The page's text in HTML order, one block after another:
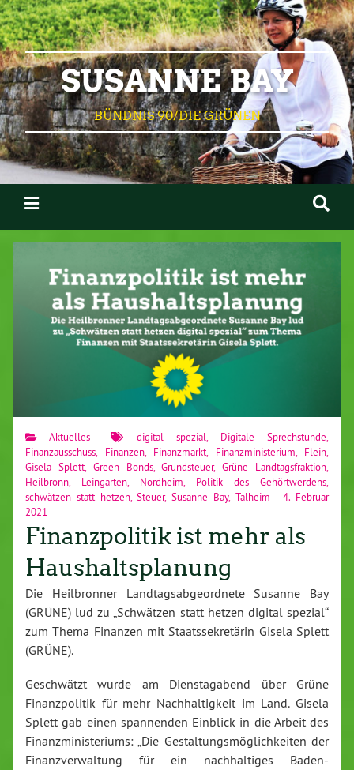
SUSANNE BAY
BÜNDNIS 90/DIE GRÜNEN
Aktuelles digital spezial Digitale Sprechstunde
Finanzausschuss
Finanzen, Finanzmarkt Finanzministerium Flein
Gisela Splett, Green Bonds,Grundsteuer,Grüne Landtagsfraktion
Heilbronn
Leingarten Nordheim Politik des Gehörtwerdens
schwätzen statt hetzen,Steuer, Susanne Bay, Talheim
4. Februar
2021
Finanzpolitik ist mehr als
Haushaltsplanung
Die Heilbronner Landtagsabgeordnete Susanne Bay
(GRÜNE) lud zu „Schwätzen statt hetzen digital spezial“
zum Thema Finanzen mit Staatssekretärin Gisela Splett
(GRÜNE).
Geschwätzt wurde am Dienstagabend über Grüne
Finanzpolitik für mehr Nachhaltigkeit im Land. Gisela
Splett gab einen spannenden Einblick in die Arbeit des
Finanzministeriums: „Die Gestaltungsmöglichkeiten der
Finanzverwaltung für ein nachhaltiges Baden-